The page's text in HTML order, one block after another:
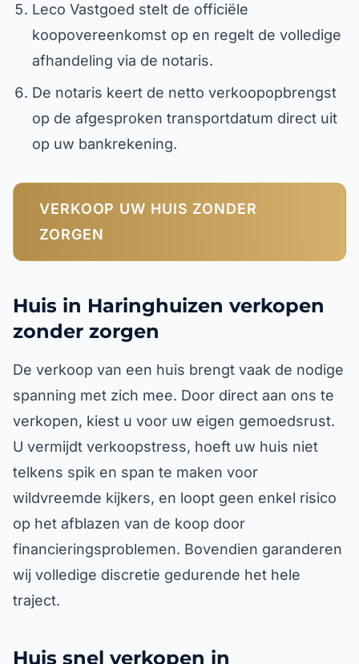
Leco Vastgoed stelt de officiële
koopovereenkomst op en regelt de volledige
afhandeling via de notaris.
De notaris keert de netto verkoopopbrengst
op de afgesproken transportdatum direct uit
op uw bankrekening.
VERKOOP UW HUIS ZONDER
ZORGEN
Huis in Haringhuizen verkopen
zonder zorgen
De verkoop van een huis brengt vaak de nodige
spanning met zich mee. Door direct aan ons te
verkopen, kiest u voor uw eigen gemoedsrust.
U vermijdt verkoopstress, hoeft uw huis niet
telkens spik en span te maken voor
wildvreemde kijkers, en loopt geen enkel risico
op het afblazen van de koop door
financieringsproblemen. Bovendien garanderen
wij volledige discretie gedurende het hele
traject.
Huis snel verkopen in